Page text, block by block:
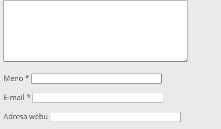
Meno *
E-mail *
Adresa webu